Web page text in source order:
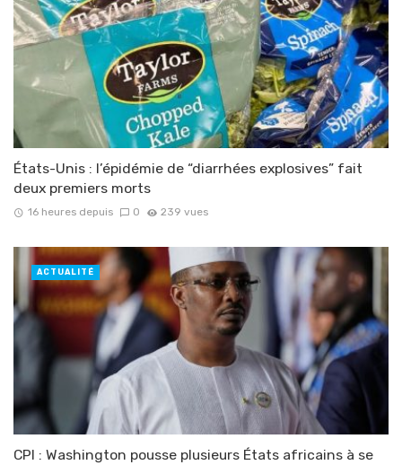
États-Unis : l’épidémie de “diarrhées explosives” fait
deux premiers morts
16 heures depuis 0 239 vues
CPI : Washington pousse plusieurs États africains à se
ACTUALITÉ